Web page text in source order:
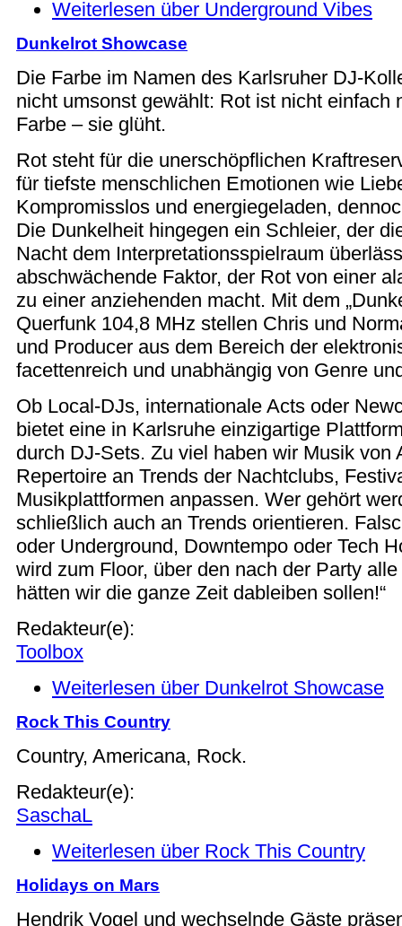
Weiterlesen über Underground Vibes
Dunkelrot Showcase
Die Farbe im Namen des Karlsruher DJ-
nicht umsonst gewählt: Rot ist nicht einfach
Farbe – sie glüht.
Rot steht für die unerschöpflichen
für tiefste menschlichen Emotionen wie
Kompromisslos und energiegeladen,
Die Dunkelheit hingegen ein Schleier, der
Nacht dem Interpretationsspielraum
abschwächende Faktor, der Rot von einer
zu einer anziehenden macht. Mit dem
Querfunk 104,8 MHz stellen Chris und
und Producer aus dem Bereich der
facettenreich und unabhängig von Genre
Ob Local-DJs, internationale Acts oder
bietet eine in Karlsruhe einzigartige
durch DJ-Sets. Zu viel haben wir Musik von
Repertoire an Trends der Nachtclubs,
Musikplattformen anpassen. Wer gehört
schließlich auch an Trends orientieren.
oder Underground, Downtempo oder Tech
wird zum Floor, über den nach der Party
hätten wir die ganze Zeit dableiben sollen!“
Redakteur(e):
Toolbox
Weiterlesen über Dunkelrot Showcase
Rock This Country
Country, Americana, Rock.
Redakteur(e):
SaschaL
Weiterlesen über Rock This Country
Holidays on Mars
Hendrik Vogel und wechselnde Gäste